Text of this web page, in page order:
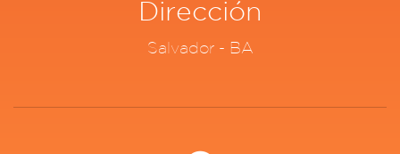
Dirección
Salvador - BA